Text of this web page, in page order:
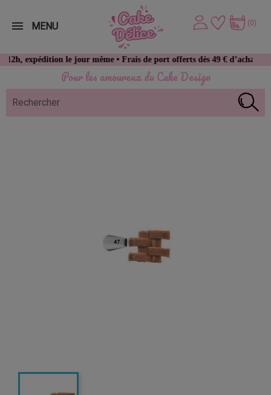
Pour les amoureux du Cake Design
expédition le jour même • Frais de port offerts dès 49 € d’achat
(0)
MENU